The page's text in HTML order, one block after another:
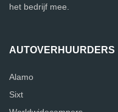
het bedrijf mee.
AUTOVERHUURDERS
Alamo
Sixt